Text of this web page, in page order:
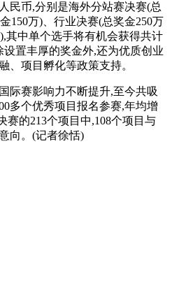
民币,分别是海外分站赛决赛(总
150万)、行业决赛(总奖金250万
其中单个选手将有机会获得共计
置丰厚的奖金外,还为优质创业
、项目孵化等政策支持。
际赛影响力不断提升,至今共吸
多个优秀项目报名参赛,年均增
赛的213个项目中,108个项目与
向。(记者徐恬)